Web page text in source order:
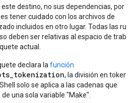
destino, no sus dependencias, por lo
tener cuidado con los archivos de
incluidos en otro lugar. Todas las
deben ser relativas al espacio de
actual.
declara la función
, la división en tokens
solo se aplica a las cadenas que
una sola variable "Make".